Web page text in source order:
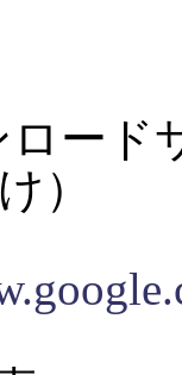
ード
）